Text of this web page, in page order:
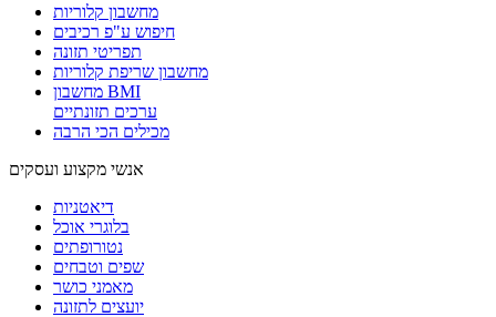
מחשבון קלוריות
חיפוש ע"פ רכיבים
תפריטי תזונה
מחשבון שריפת קלוריות
מחשבון BMI
ערכים תזונתיים
מכילים הכי הרבה
אנשי מקצוע ועסקים
דיאטניות
בלוגרי אוכל
נטורופתים
שפים וטבחים
מאמני כושר
יועצים לתזונה